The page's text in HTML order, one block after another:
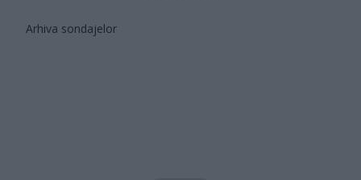
Arhiva sondajelor